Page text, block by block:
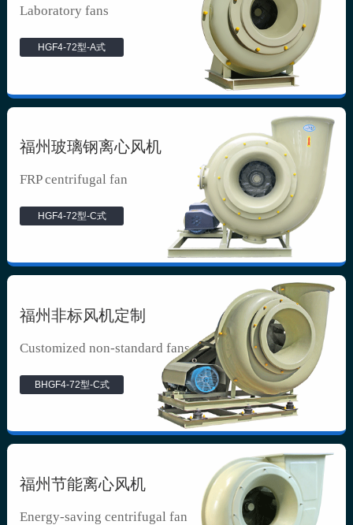
Laboratory fans
HGF4-72型-A式
福州玻璃钢离心风机
FRP centrifugal fan
HGF4-72型-C式
福州非标风机定制
Customized non-standard fans
BHGF4-72型-C式
福州节能离心风机
Energy-saving centrifugal fan